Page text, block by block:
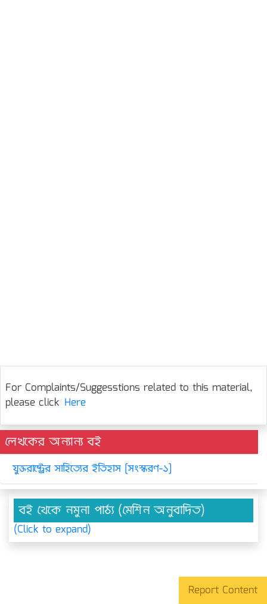
For Complaints/Suggesstions related to this material,
please click Here
লেখকের অন্যান্য বই
যুক্তরাষ্ট্রের সাহিত্যের ইতিহাস [সংস্করণ-১]
বই থেকে নমুনা পাঠ্য (মেশিন অনুবাদিত)
(Click to expand)
Report Content